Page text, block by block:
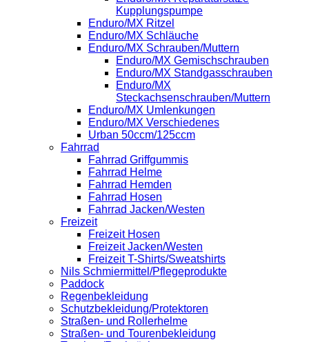
Kupplungspumpe
Enduro/MX Ritzel
Enduro/MX Schläuche
Enduro/MX Schrauben/Muttern
Enduro/MX Gemischschrauben
Enduro/MX Standgasschrauben
Enduro/MX
Steckachsenschrauben/Muttern
Enduro/MX Umlenkungen
Enduro/MX Verschiedenes
Urban 50ccm/125ccm
Fahrrad
Fahrrad Griffgummis
Fahrrad Helme
Fahrrad Hemden
Fahrrad Hosen
Fahrrad Jacken/Westen
Freizeit
Freizeit Hosen
Freizeit Jacken/Westen
Freizeit T-Shirts/Sweatshirts
Nils Schmiermittel/Pflegeprodukte
Paddock
Regenbekleidung
Schutzbekleidung/Protektoren
Straßen- und Rollerhelme
Straßen- und Tourenbekleidung